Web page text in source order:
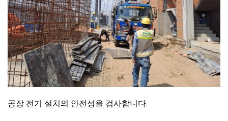
공장 전기 설치의 안전성을 검사합니다.